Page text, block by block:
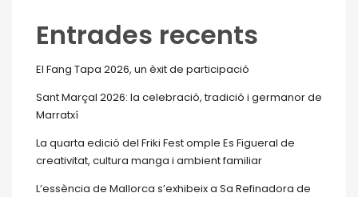
Entrades recents
El Fang Tapa 2026, un èxit de participació
Sant Marçal 2026: la celebració, tradició i germanor de
Marratxí
La quarta edició del Friki Fest omple Es Figueral de
creativitat, cultura manga i ambient familiar
L’essència de Mallorca s’exhibeix a Sa Refinadora de